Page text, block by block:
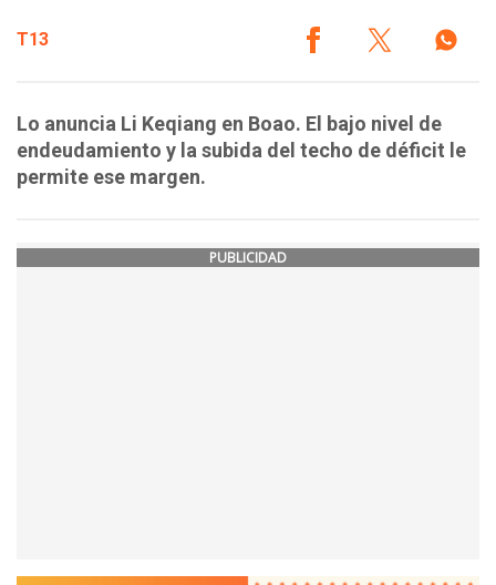
T13
Lo anuncia Li Keqiang en Boao. El bajo nivel de
endeudamiento y la subida del techo de déficit le
permite ese margen.
PUBLICIDAD